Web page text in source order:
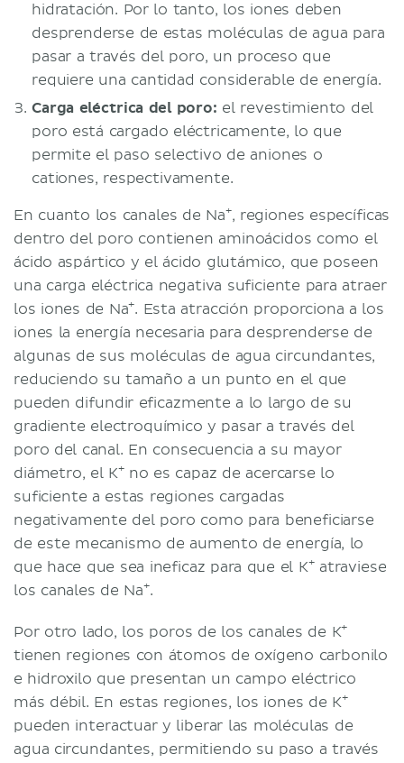
hidratación. Por lo tanto, los iones deben
desprenderse de estas moléculas de agua para
pasar a través del poro, un proceso que
requiere una cantidad considerable de energía.
Carga eléctrica del poro: el revestimiento del
poro está cargado eléctricamente, lo que
permite el paso selectivo de aniones o
cationes, respectivamente.
En cuanto los canales de Na+, regiones específicas
dentro del poro contienen aminoácidos como el
ácido aspártico y el ácido glutámico, que poseen
una carga eléctrica negativa suficiente para atraer
los iones de Na+. Esta atracción proporciona a los
iones la energía necesaria para desprenderse de
algunas de sus moléculas de agua circundantes,
reduciendo su tamaño a un punto en el que
pueden difundir eficazmente a lo largo de su
gradiente electroquímico y pasar a través del
poro del canal. En consecuencia a su mayor
diámetro, el K+no es capaz de acercarse lo
suficiente a estas regiones cargadas
negativamente del poro como para beneficiarse
de este mecanismo de aumento de energía, lo
que hace que sea ineficaz para que el K+atraviese
los canales de Na+.
Por otro lado, los poros de los canales de K+
tienen regiones con átomos de oxígeno carbonilo
e hidroxilo que presentan un campo eléctrico
más débil. En estas regiones, los iones de K+
pueden interactuar y liberar las moléculas de
agua circundantes, permitiendo su paso a través